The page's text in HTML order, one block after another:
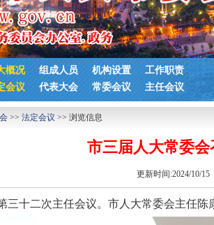
概况 组成人员 机构设置
工作职责
会议
代表大会 常委会议 主任会议
>> 法定会议 >> 浏览信息
市三届人大常委
更新时间:2024/10/
十二次主任会议。市人大常委会主任陈